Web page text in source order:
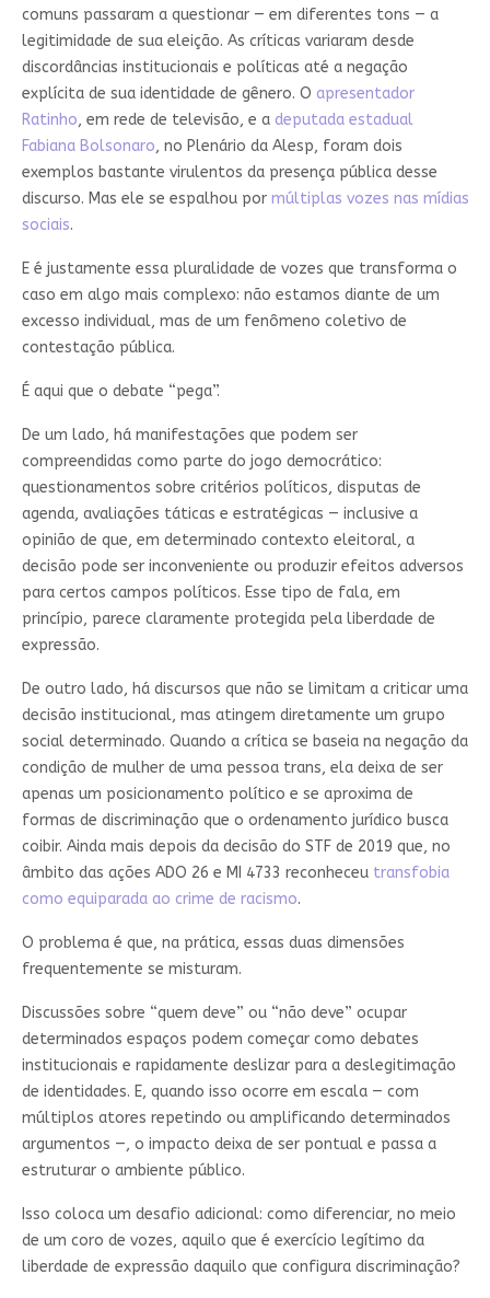
comuns passaram a questionar — em diferentes tons — a
legitimidade de sua eleição. As críticas variaram desde
discordâncias institucionais e políticas até a negação
explícita de sua identidade de gênero. O apresentador
Ratinho, em rede de televisão, e a deputada estadual
Fabiana Bolsonaro, no Plenário da Alesp, foram dois
exemplos bastante virulentos da presença pública desse
discurso. Mas ele se espalhou por múltiplas vozes nas mídias
sociais.
E é justamente essa pluralidade de vozes que transforma o
caso em algo mais complexo: não estamos diante de um
excesso individual, mas de um fenômeno coletivo de
contestação pública.
É aqui que o debate “pega”.
De um lado, há manifestações que podem ser
compreendidas como parte do jogo democrático:
questionamentos sobre critérios políticos, disputas de
agenda, avaliações táticas e estratégicas — inclusive a
opinião de que, em determinado contexto eleitoral, a
decisão pode ser inconveniente ou produzir efeitos adversos
para certos campos políticos. Esse tipo de fala, em
princípio, parece claramente protegida pela liberdade de
expressão.
De outro lado, há discursos que não se limitam a criticar uma
decisão institucional, mas atingem diretamente um grupo
social determinado. Quando a crítica se baseia na negação da
condição de mulher de uma pessoa trans, ela deixa de ser
apenas um posicionamento político e se aproxima de
formas de discriminação que o ordenamento jurídico busca
coibir. Ainda mais depois da decisão do STF de 2019 que, no
âmbito das ações ADO 26 e MI 4733 reconheceu transfobia
como equiparada ao crime de racismo.
O problema é que, na prática, essas duas dimensões
frequentemente se misturam.
Discussões sobre “quem deve” ou “não deve” ocupar
determinados espaços podem começar como debates
institucionais e rapidamente deslizar para a deslegitimação
de identidades. E, quando isso ocorre em escala — com
múltiplos atores repetindo ou amplificando determinados
argumentos —, o impacto deixa de ser pontual e passa a
estruturar o ambiente público.
Isso coloca um desafio adicional: como diferenciar, no meio
de um coro de vozes, aquilo que é exercício legítimo da
liberdade de expressão daquilo que configura discriminação?